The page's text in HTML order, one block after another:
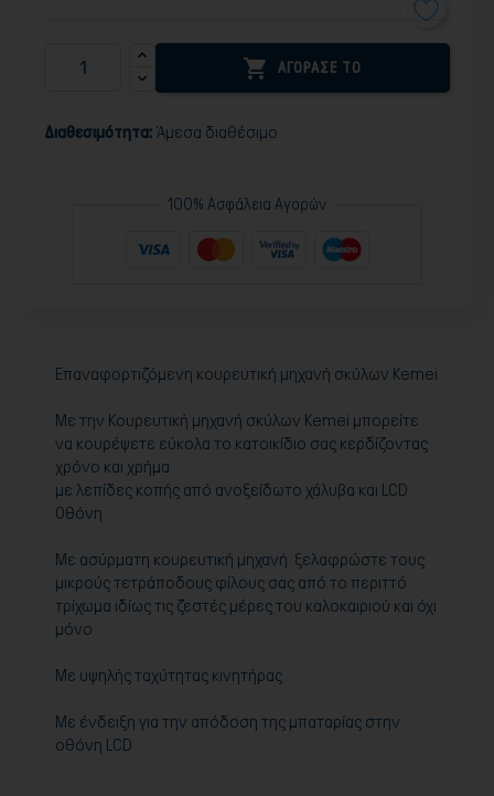
 ΑΓΟΡΑΣΕ ΤΟ
Διαθεσιμότητα: Άμεσα διαθέσιμο
100% Ασφάλεια Αγορών
Επαναφορτιζόμενη κουρευτική μηχανή σκύλων Kemei
Με την Κουρευτική μηχανή σκύλων Kemei μπορείτε
να κουρέψετε εύκολα το κατοικίδιο σας κερδίζοντας
χρόνο και χρήμα
με λεπίδες κοπής από ανοξείδωτο χάλυβα και LCD
Οθόνη
Με ασύρματη κουρευτική μηχανή ξελαφρώστε τους
μικρούς τετράποδους φίλους σας από το περιττό
τρίχωμα ιδίως τις ζεστές μέρες του καλοκαιριού και όχι
μόνο
Με υψηλής ταχύτητας κινητήρας
Με ένδειξη για την απόδοση της μπαταρίας στην
οθόνη LCD